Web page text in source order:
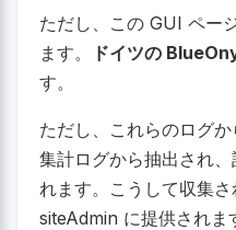
ただし、この GUI ペー
ます。
ドイツの
す。
ただし、これらのログ
集計ログから抽出され
れます。こうして収集
siteAdmin に提供されま